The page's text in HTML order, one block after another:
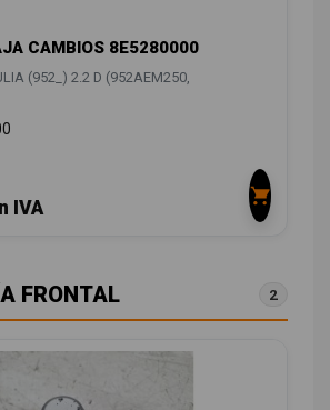
CAMBIOS 8E5280000
(952_) 2.2 D (952AEM250,
IVA
FRONTAL 2